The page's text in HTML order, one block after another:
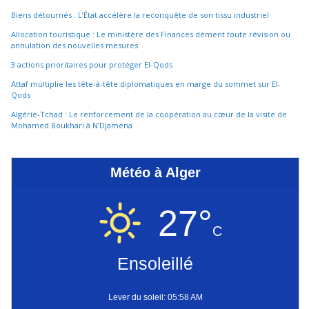
Biens détournés : L’État accélère la reconquête de son tissu industriel
Allocation touristique : Le ministère des Finances dément toute révision ou
annulation des nouvelles mesures
3 actions prioritaires pour protéger El-Qods
Attaf multiplie les tête-à-tête diplomatiques en marge du sommet sur El-
Qods
Algérie-Tchad : Le renforcement de la coopération au cœur de la visite de
Mohamed Boukhari à N’Djamena
Météo à Alger
27°C
Ensoleillé
Lever du soleil: 05:58 AM